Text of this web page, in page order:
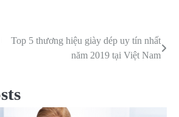
Top 5 thương hiệu giày dép uy tín nhất
năm 2019 tại Việt Nam